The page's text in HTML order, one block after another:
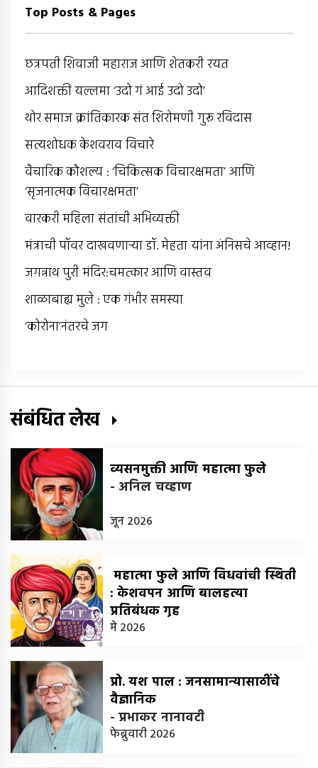
Top Posts & Pages
छत्रपती शिवाजी महाराज आणि शेतकरी रयत
आदिशक्ती यल्लमा ‘उदो गं आई उदो उदो’
थोर समाज क्रांतिकारक संत शिरोमणी गुरू रविदास
सत्यशोधक केशवराव विचारे
वैचारिक कौशल्य : ‘चिकित्सक विचारक्षमता’ आणि
‘सृजनात्मक विचारक्षमता’
वारकरी महिला संतांची अभिव्यक्ती
मंत्राची पॉवर दाखवणार्‍या डॉ. मेहता यांना अंनिसचे आव्हान!
जगन्नाथ पुरी मंदिर:चमत्कार आणि वास्तव
शाळाबाह्य मुले : एक गंभीर समस्या
‘कोरोना’नंतरचे जग
संबंधित लेख
व्यसनमुक्ती आणि महात्मा फुले
- अनिल चव्हाण
जून 2026
महात्मा फुले आणि विधवांची स्थिती
: केशवपन आणि बालहत्या
प्रतिबंधक गृह
-डॉ. देवकुमार अहिरे
मे 2026
प्रो. यश पाल : जनसामान्यासाठींचे
वैज्ञानिक
-प्रभाकर नानावटी
फेब्रुवारी 2026